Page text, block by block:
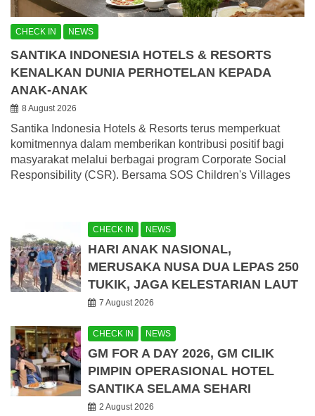
CHECK IN NEWS
SANTIKA INDONESIA HOTELS & RESORTS
KENALKAN DUNIA PERHOTELAN KEPADA
ANAK-ANAK
8 August 2026
Santika Indonesia Hotels & Resorts terus memperkuat
komitmennya dalam memberikan kontribusi positif bagi
masyarakat melalui berbagai program Corporate Social
Responsibility (CSR). Bersama SOS Children's Villages
CHECK IN NEWS
HARI ANAK NASIONAL,
MERUSAKA NUSA DUA LEPAS 250
TUKIK, JAGA KELESTARIAN LAUT
7 August 2026
CHECK IN NEWS
GM FOR A DAY 2026, GM CILIK
PIMPIN OPERASIONAL HOTEL
SANTIKA SELAMA SEHARI
2 August 2026